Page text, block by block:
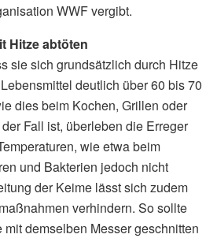
WWF vergibt.
Hitze abtöten
sie sich grundsätzlich durch Hitze
deutlich über 60 bis 70
dies beim Kochen, Grillen oder
Fall ist, überleben die Erreger
wie etwa beim
und Bakterien jedoch nicht
der Keime lässt sich zudem
verhindern. So sollte
demselben Messer geschnitten